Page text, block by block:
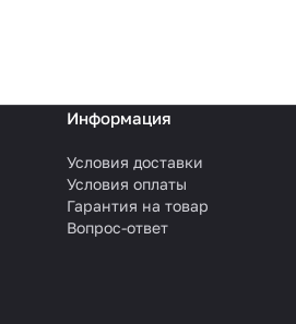
Информация
Условия доставки
Условия оплаты
Гарантия на товар
Вопрос-ответ